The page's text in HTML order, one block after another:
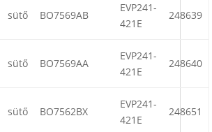
sütő BO7569AB
EVP241-
421E
248639
sütő BO7569AA
EVP241-
421E
248640
sütő BO7562BX
EVP241-
421E
248651